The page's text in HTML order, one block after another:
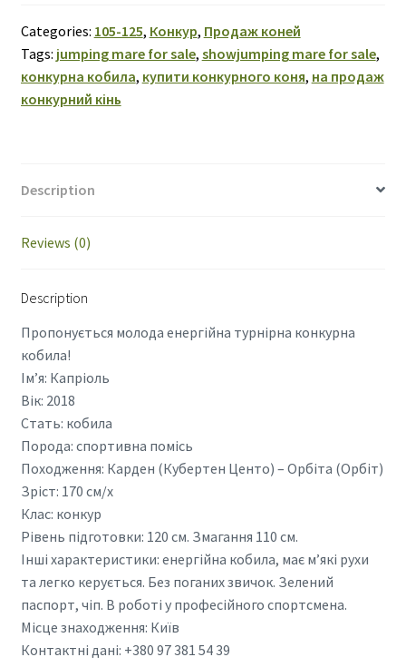
Categories: 105-125, Конкур, Продаж коней
Tags: jumping mare for sale, showjumping mare for sale,
конкурна кобила, купити конкурного коня, на продаж
конкурний кінь
Description
Reviews (0)
Description
Пропонується молода енергійна турнірна конкурна
кобила!
Імʼя: Капріоль
Вік: 2018
Стать: кобила
Порода: спортивна помісь
Походження: Карден (Кубертен Центо) – Орбіта (Орбіт)
Зріст: 170 см/х
Клас: конкур
Рівень підготовки: 120 см. Змагання 110 см.
Інші характеристики: енергійна кобила, має мʼякі рухи
та легко керується. Без поганих звичок. Зелений
паспорт, чіп. В роботі у професійного спортсмена.
Місце знаходження: Київ
Контактні дані: +380 97 381 54 39